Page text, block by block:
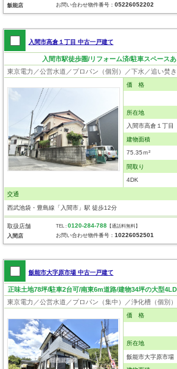
飯能店 お問い合わせ物件番号：05226052202
入間市高倉１丁目 中古一戸建て
入間市駅徒歩圏/リフォーム済/駐車スペース
価 格
所在地
入間市高倉１丁目
建物面積
75.35ｍ²
間取り
4DK
交通
西武池袋・豊島線「入間市」駅 徒歩12分
取扱店舗
入間店
TEL :0120-284-788 【通話料無料】
お問い合わせ物件番号：10226052501
飯能市大字原市場 中古一戸建て
正味土地78坪/駐車2台可/南東6m道路/建物34坪の大型
価 格
所在地
飯能市大字原市場